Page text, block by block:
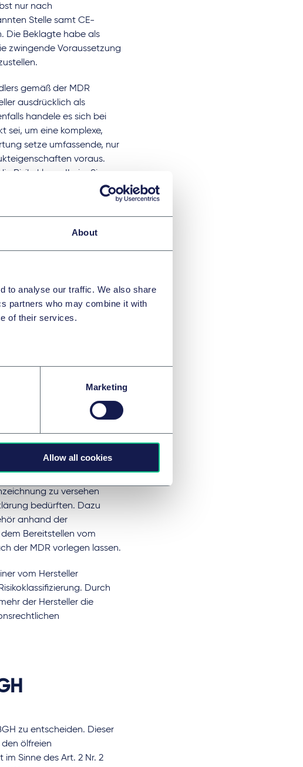
About
to analyse our traffic. We also share
partners who may combine it with
of their services.
Marketing
Allow all cookies
nur nach
Stelle samt CE-
Die Beklagte habe als
zwingende Voraussetzung
gemäß der MDR
ausdrücklich als
handele es sich bei
sei, um eine komplexe,
setze umfassende, nur
voraus.
Risikoklasse IIa im Sinne
Händler nicht geleistet
Januar 2023 (Az.: 13 U
als Zubehör eines
entschieden, dass sie ohne
MDR treffende
Sorgfalt zu
umfasse allerdings
zu versehen
bedürften. Dazu
anhand der
Bereitstellen vom
der MDR vorlegen lassen.
vom Hersteller
Durch
der Hersteller die
zu entscheiden. Dieser
ölfreien
Sinne des Art. 2 Nr. 2